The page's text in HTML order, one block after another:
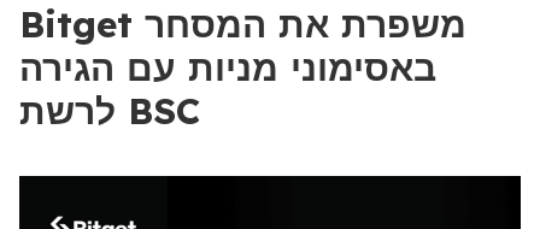
Bitget משפרת את המסחר
באסימוני מניות עם הגירה
לרשת BSC